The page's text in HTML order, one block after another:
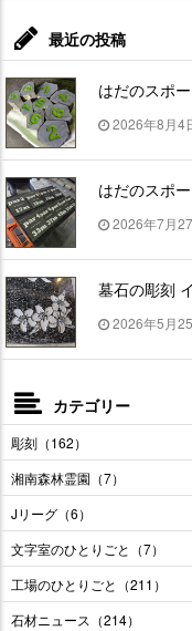
最近の投稿
はだのスポ
2026年8月4
はだのスポ
2026年7月
墓石の彫刻
2026年5月
カテゴリー
彫刻（162）
湘南森林霊園（7）
Jリーグ（6）
文字室のひとりごと（7）
工場のひとりごと（211）
石材ニュース（214）